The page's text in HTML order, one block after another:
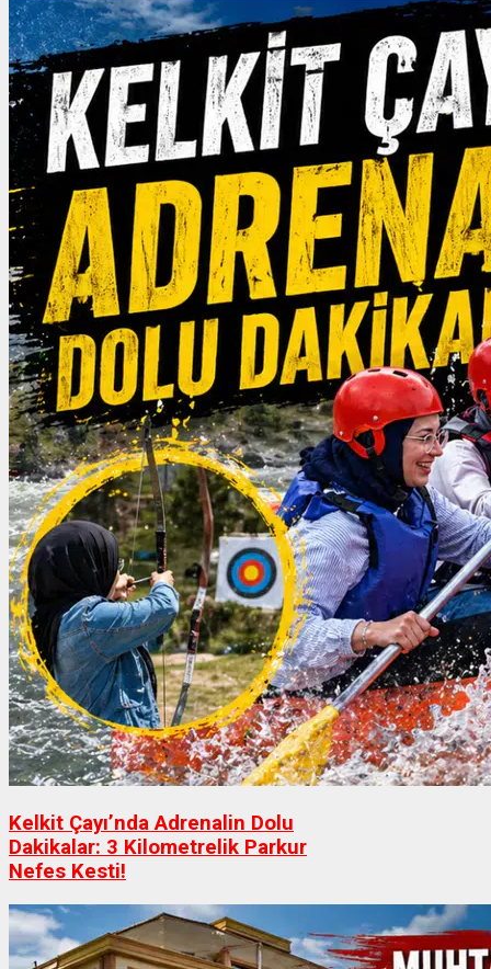
Kelkit Çayı’nda Adrenalin Dolu
Dakikalar: 3 Kilometrelik Parkur
Nefes Kesti!